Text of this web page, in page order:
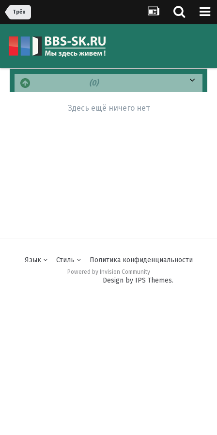
Трёп
(0)
Здесь ещё ничего нет
Язык Стиль Политика конфиденциальности
Powered by Invision Community
Design by IPS Themes.